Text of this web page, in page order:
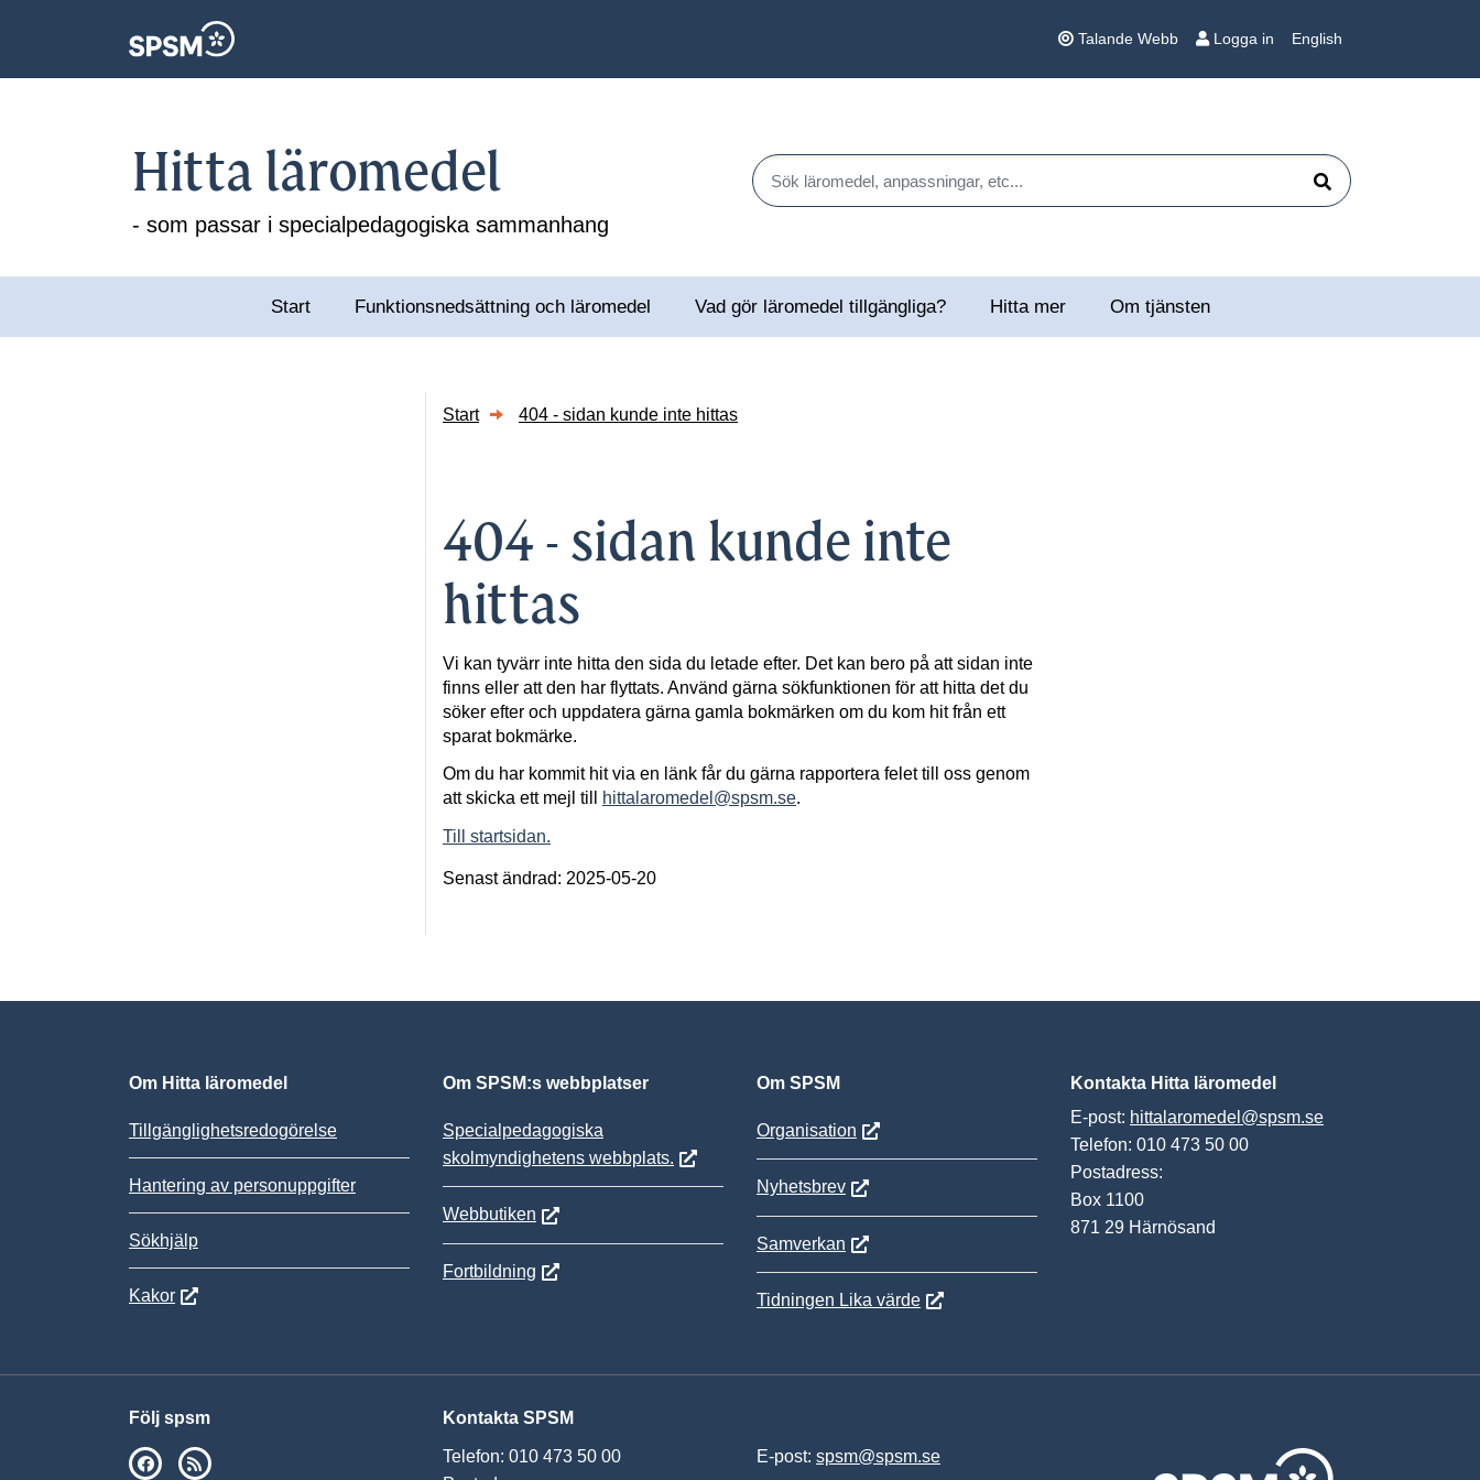
Talande Webb Logga in English
Hitta läromedel
- som passar i specialpedagogiska sammanhang
Sök läromedel, anpassningar, etc...
Sök
Start Funktionsnedsättning och läromedel Vad gör läromedel tillgängliga? Hitta mer Om tjänsten
Start 404 - sidan kunde inte hittas
404 - sidan kunde inte
hittas
Vi kan tyvärr inte hitta den sida du letade efter. Det kan bero på att sidan inte
finns eller att den har flyttats. Använd gärna sökfunktionen för att hitta det du
söker efter och uppdatera gärna gamla bokmärken om du kom hit från ett
sparat bokmärke.
Om du har kommit hit via en länk får du gärna rapportera felet till oss genom
att skicka ett mejl till
hittalaromedel@spsm.se.
Till startsidan.
Senast ändrad: 2025-05-20
Om Hitta läromedel
Tillgänglighetsredogörelse
Hantering av personuppgifter
Sökhjälp
Kakor
Om SPSM:s webbplatser
Specialpedagogiska
skolmyndighetens webbplats.
Webbutiken
Fortbildning
Om SPSM
Organisation
Nyhetsbrev
Samverkan
Tidningen Lika värde
Kontakta Hitta läromedel
E-post: hittalaromedel@spsm.se
Telefon: 010 473 50 00
Postadress:
Box 1100
871 29 Härnösand
Följ spsm
SPSM på Facebook
Kontakta SPSM
Telefon: 010 473 50 00
E-post: spsm@spsm.se